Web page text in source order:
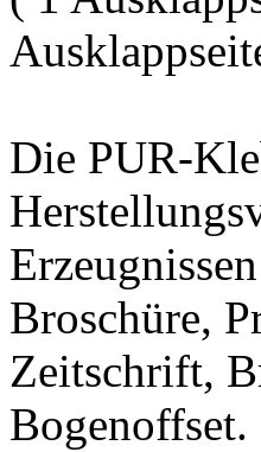
Die PUR-
Broschüre,
Zeitschrift,
Bogenoffset.